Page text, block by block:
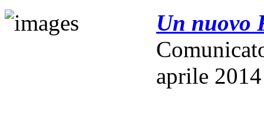
Un nuovo
aprile 2014